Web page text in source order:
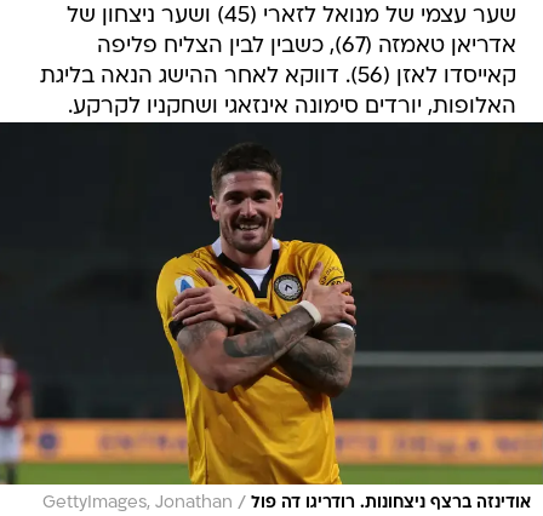
שער עצמי של מנואל לזארי (45) ושער ניצחון של
אדריאן טאמזה (67), כשבין לבין הצליח פליפה
קאייסדו לאזן (56). דווקא לאחר ההישג הנאה בליגת
האלופות, יורדים סימונה אינזאגי ושחקניו לקרקע.
אודינזה ברצף ניצחונות. רודריגו דה פול /
GettyImages, Jonathan